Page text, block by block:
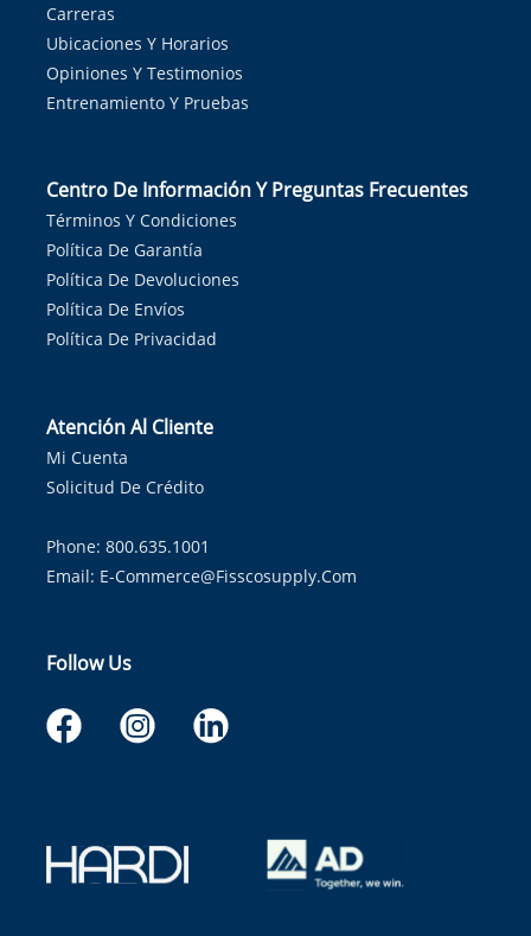
Carreras
Ubicaciones Y Horarios
Opiniones Y Testimonios
Entrenamiento Y Pruebas
Centro De Información Y Preguntas Frecuentes
Términos Y Condiciones
Política De Garantía
Política De Devoluciones
Política De Envíos
Política De Privacidad
Atención Al Cliente
Mi Cuenta
Solicitud De Crédito
Phone: 800.635.1001
Email: E-Commerce@fisscosupply.com
Follow Us